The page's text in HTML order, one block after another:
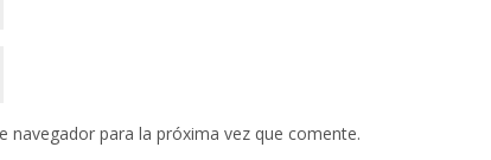
para la próxima vez que comente.